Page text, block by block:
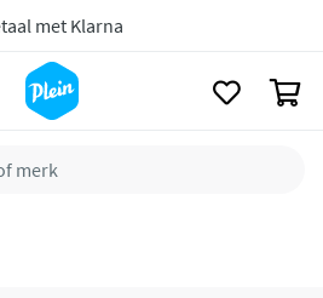
neutraalbezorgd
met Klarna